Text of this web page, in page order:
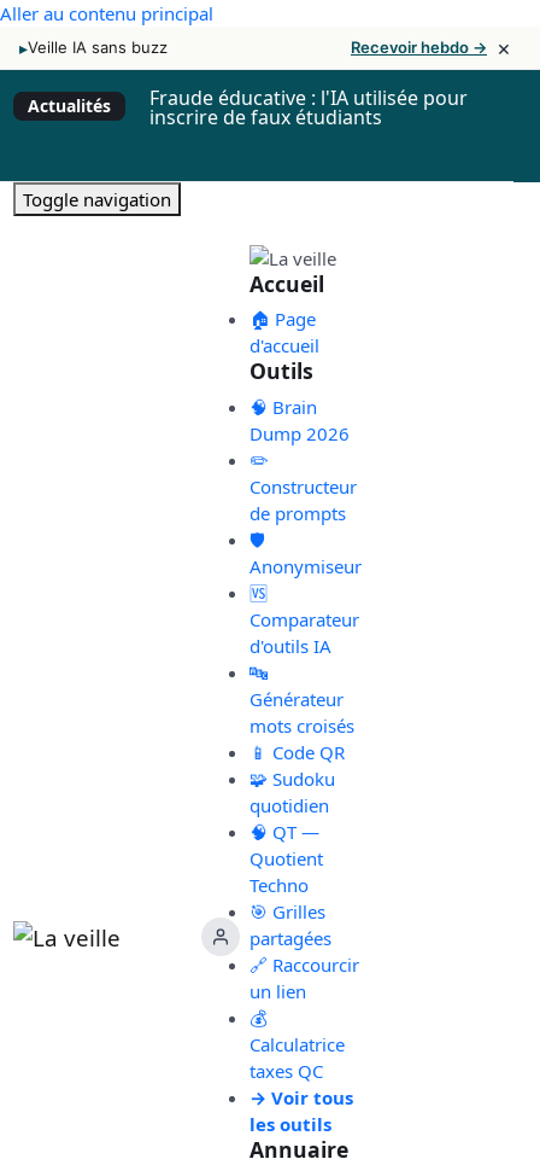
Aller au contenu principal
▸Veille IA sans buzz Recevoir hebdo → ×
Actualités Fraude éducative : l'IA utilisée pour
inscrire de faux étudiants
Toggle navigation
Accueil
🏠 Page
d'accueil
Outils
🧠 Brain
Dump 2026
✏️
Constructeur
de prompts
🛡️
Anonymiseur
🆚
Comparateur
d'outils IA
🔤
Générateur
mots croisés
📱 Code QR
🧩 Sudoku
quotidien
🧠 QT —
Quotient
Techno
🎯 Grilles
partagées
🔗 Raccourcir
un lien
💰
Calculatrice
taxes QC
→ Voir tous
les outils
Annuaire